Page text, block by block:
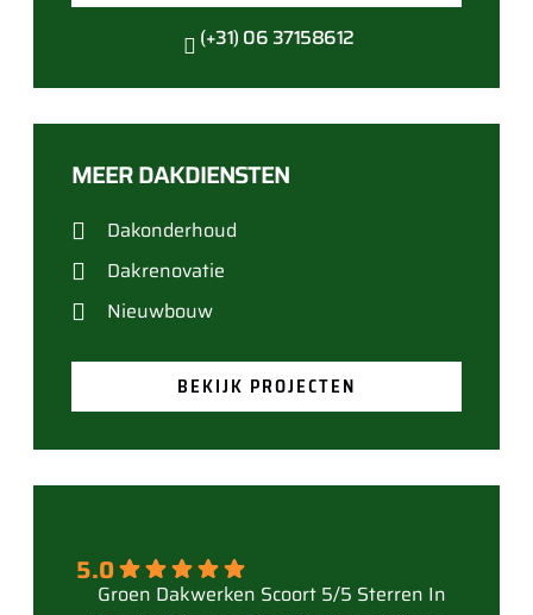
(+31) 06 37158612
MEER DAKDIENSTEN
Dakonderhoud
Dakrenovatie
Nieuwbouw
BEKIJK PROJECTEN
5.0